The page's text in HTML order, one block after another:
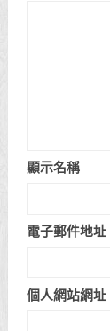
顯示名稱
電子郵件地址
個人網站網址